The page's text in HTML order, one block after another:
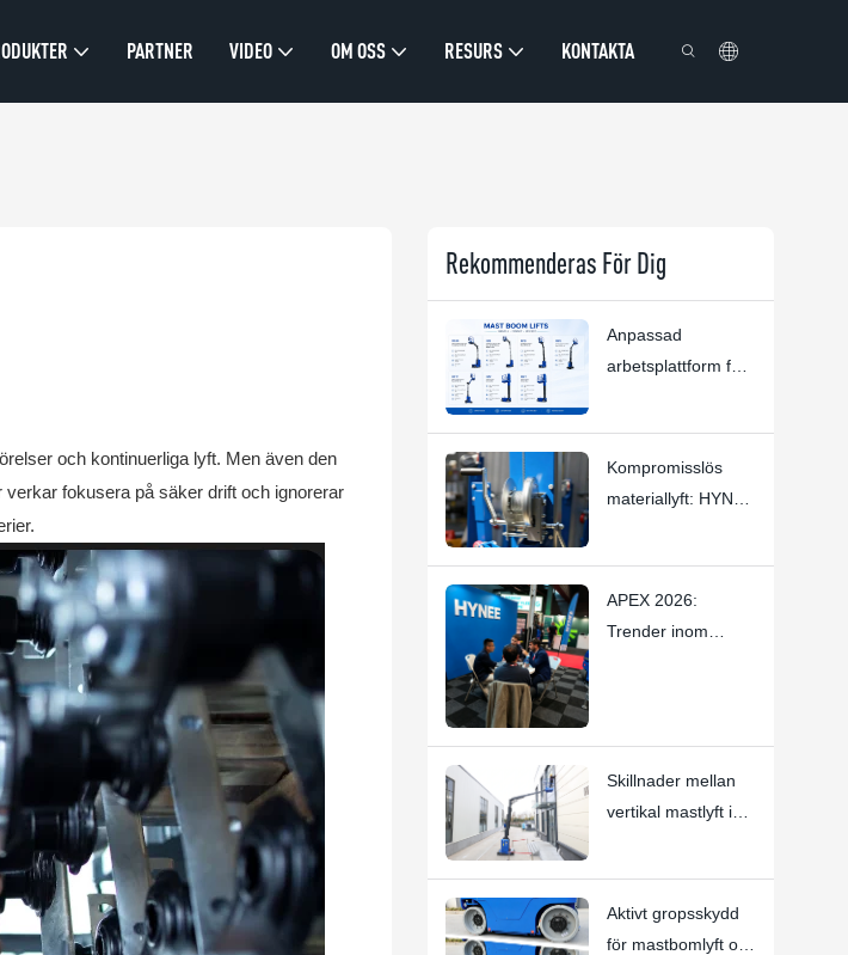
PARTNER VIDEO OM OSS RESURS KONTAKTA
och kontinuerliga lyft. Men även den
fokusera på säker drift och ignorerar
Rekommenderas För Dig
Anpassad
arbetsplattform för
lösningar för olika
branschscenarier
Kompromisslös
materiallyft: HYNEE
mastmateriallyft –
Stoppar subtila
t
APEX 2026:
Trender inom
— Hynee
Skillnader mellan
vertikal mastlyft i
gaffeltruckform:
Hi11T vs Hi13
Aktivt gropsskydd
för mastbomlyft och